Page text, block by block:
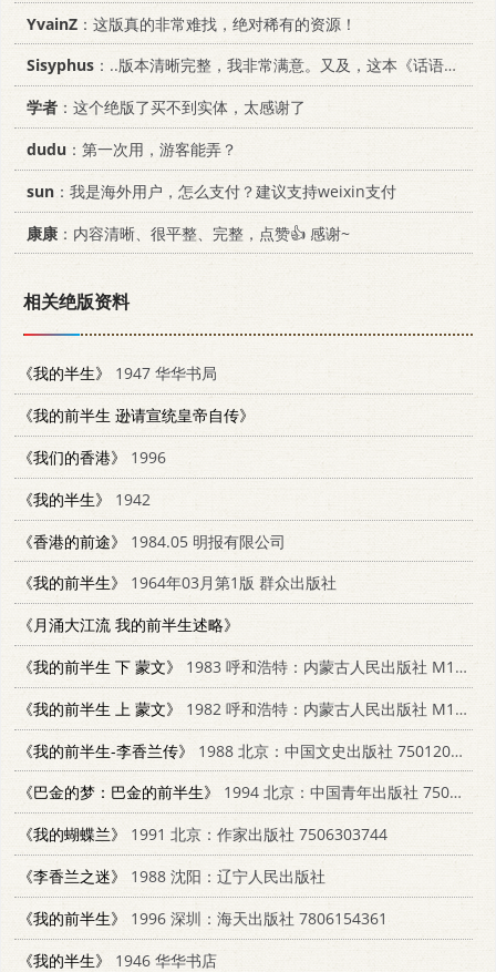
YvainZ ：这版真的非常难找，绝对稀有的资源！
Sisyphus ：..版本清晰完整，我非常满意。又及，这本《话语的真相》...
学者 ：这个绝版了买不到实体，太感谢了
dudu ：第一次用，游客能弄？
sun：我是海外用户，怎么支付？建议支持weixin支付
康康 ：内容清晰、很平整、完整，点赞👍 感谢~
相关绝版资料
《我的半生》
1947 华华书局
《我的前半生 逊请宣统皇帝自传》
《我们的香港》
1996
《我的半生》
1942
《香港的前途》
1984.05 明报有限公司
《我的前半生》
1964年03月第1版 群众出版社
《月涌大江流 我的前半生述略》
《我的前半生 下 蒙文》
1983 呼和浩特：内蒙古人民出版社 M110089·90
《我的前半生 上 蒙文》
1982 呼和浩特：内蒙古人民出版社 M110089·90
《我的前半生-李香兰传》
1988 北京：中国文史出版社 750120120X
《巴金的梦：巴金的前半生》
1994 北京：中国青年出版社 7500614004
《我的蝴蝶兰》
1991 北京：作家出版社 7506303744
《李香兰之迷》
1988 沈阳：辽宁人民出版社
《我的前半生》
1996 深圳：海天出版社 7806154361
《我的半生》
1946 华华书店